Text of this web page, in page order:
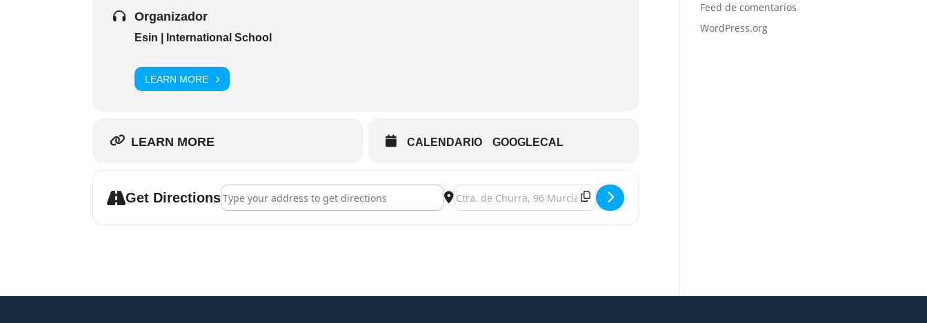
Organizador
Esin | International School
LEARN MORE
LEARN MORE CALENDARIO GOOGLECAL
Get DirectionsAddress - Curso Coaching en Murcia [] Destination Address - Curso Coaching en Murcia []
Feed de comentarios
WordPress.org